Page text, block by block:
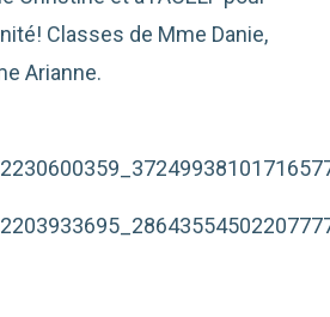
Classes de Mme Danie,
Arianne.